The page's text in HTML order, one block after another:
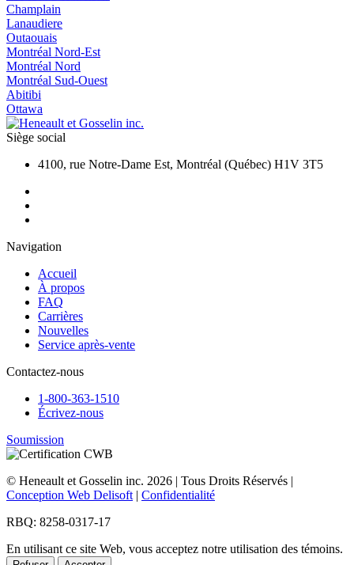
Champlain
Lanaudiere
Outaouais
Montréal Nord-Est
Montréal Nord
Montréal Sud-Ouest
Abitibi
Ottawa
Siège social
4100, rue Notre-Dame Est, Montréal (Québec) H1V 3T5
Navigation
Accueil
À propos
FAQ
Carrières
Nouvelles
Service après-vente
Contactez-nous
1-800-363-1510
Écrivez-nous
Soumission
© Heneault et Gosselin inc. 2026 | Tous Droits Réservés |
Conception Web Delisoft | Confidentialité
RBQ: 8258-0317-17
En utilisant ce site Web, vous acceptez notre utilisation des témoins.